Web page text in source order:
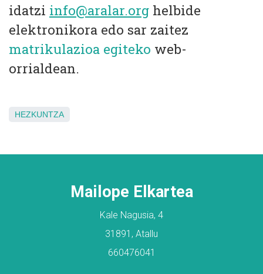
idatzi info@aralar.org helbide
elektronikora edo sar zaitez
matrikulazioa egiteko web-
orrialdean.
HEZKUNTZA
Mailope Elkartea
Kale Nagusia, 4
31891, Atallu
660476041